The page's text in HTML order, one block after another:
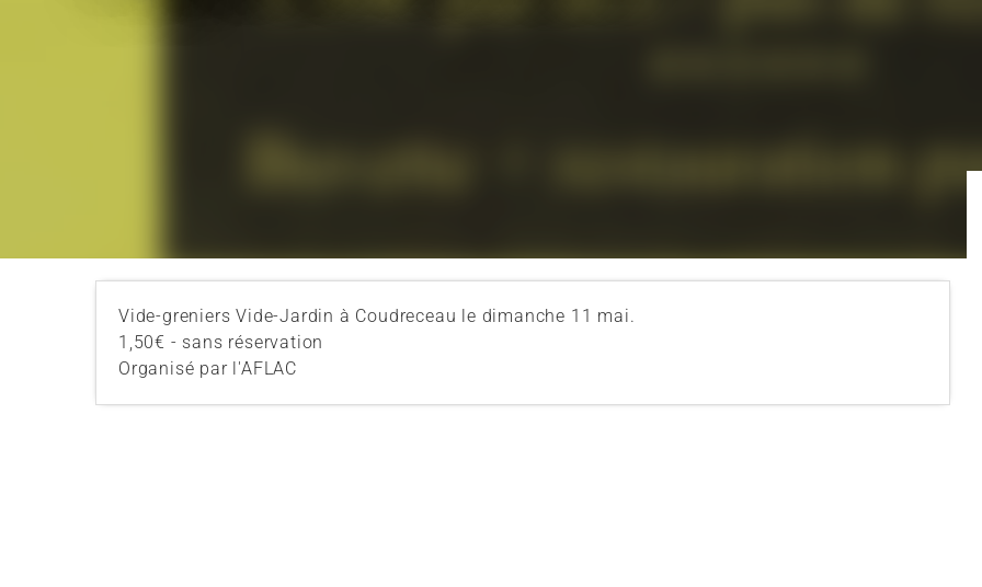
Vide-greniers Vide-Jardin à Coudreceau le dimanche 11 mai.
1,50€ - sans réservation
Organisé par l'AFLAC